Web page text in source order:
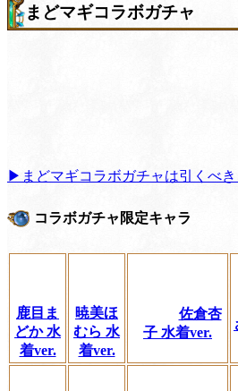
まどマギコラボガチャ
▶まどマギコラボガチャは引くべき
コラボガチャ限定キャラ
鹿目ま
どか 水
着ver.
暁美ほ
むら 水
着ver.
佐倉杏
子 水着ver.